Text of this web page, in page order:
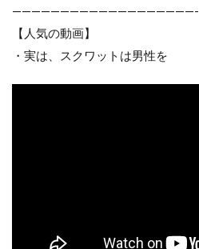
———————————————————-
【人気の動画】
・実は、スクワットは男性を